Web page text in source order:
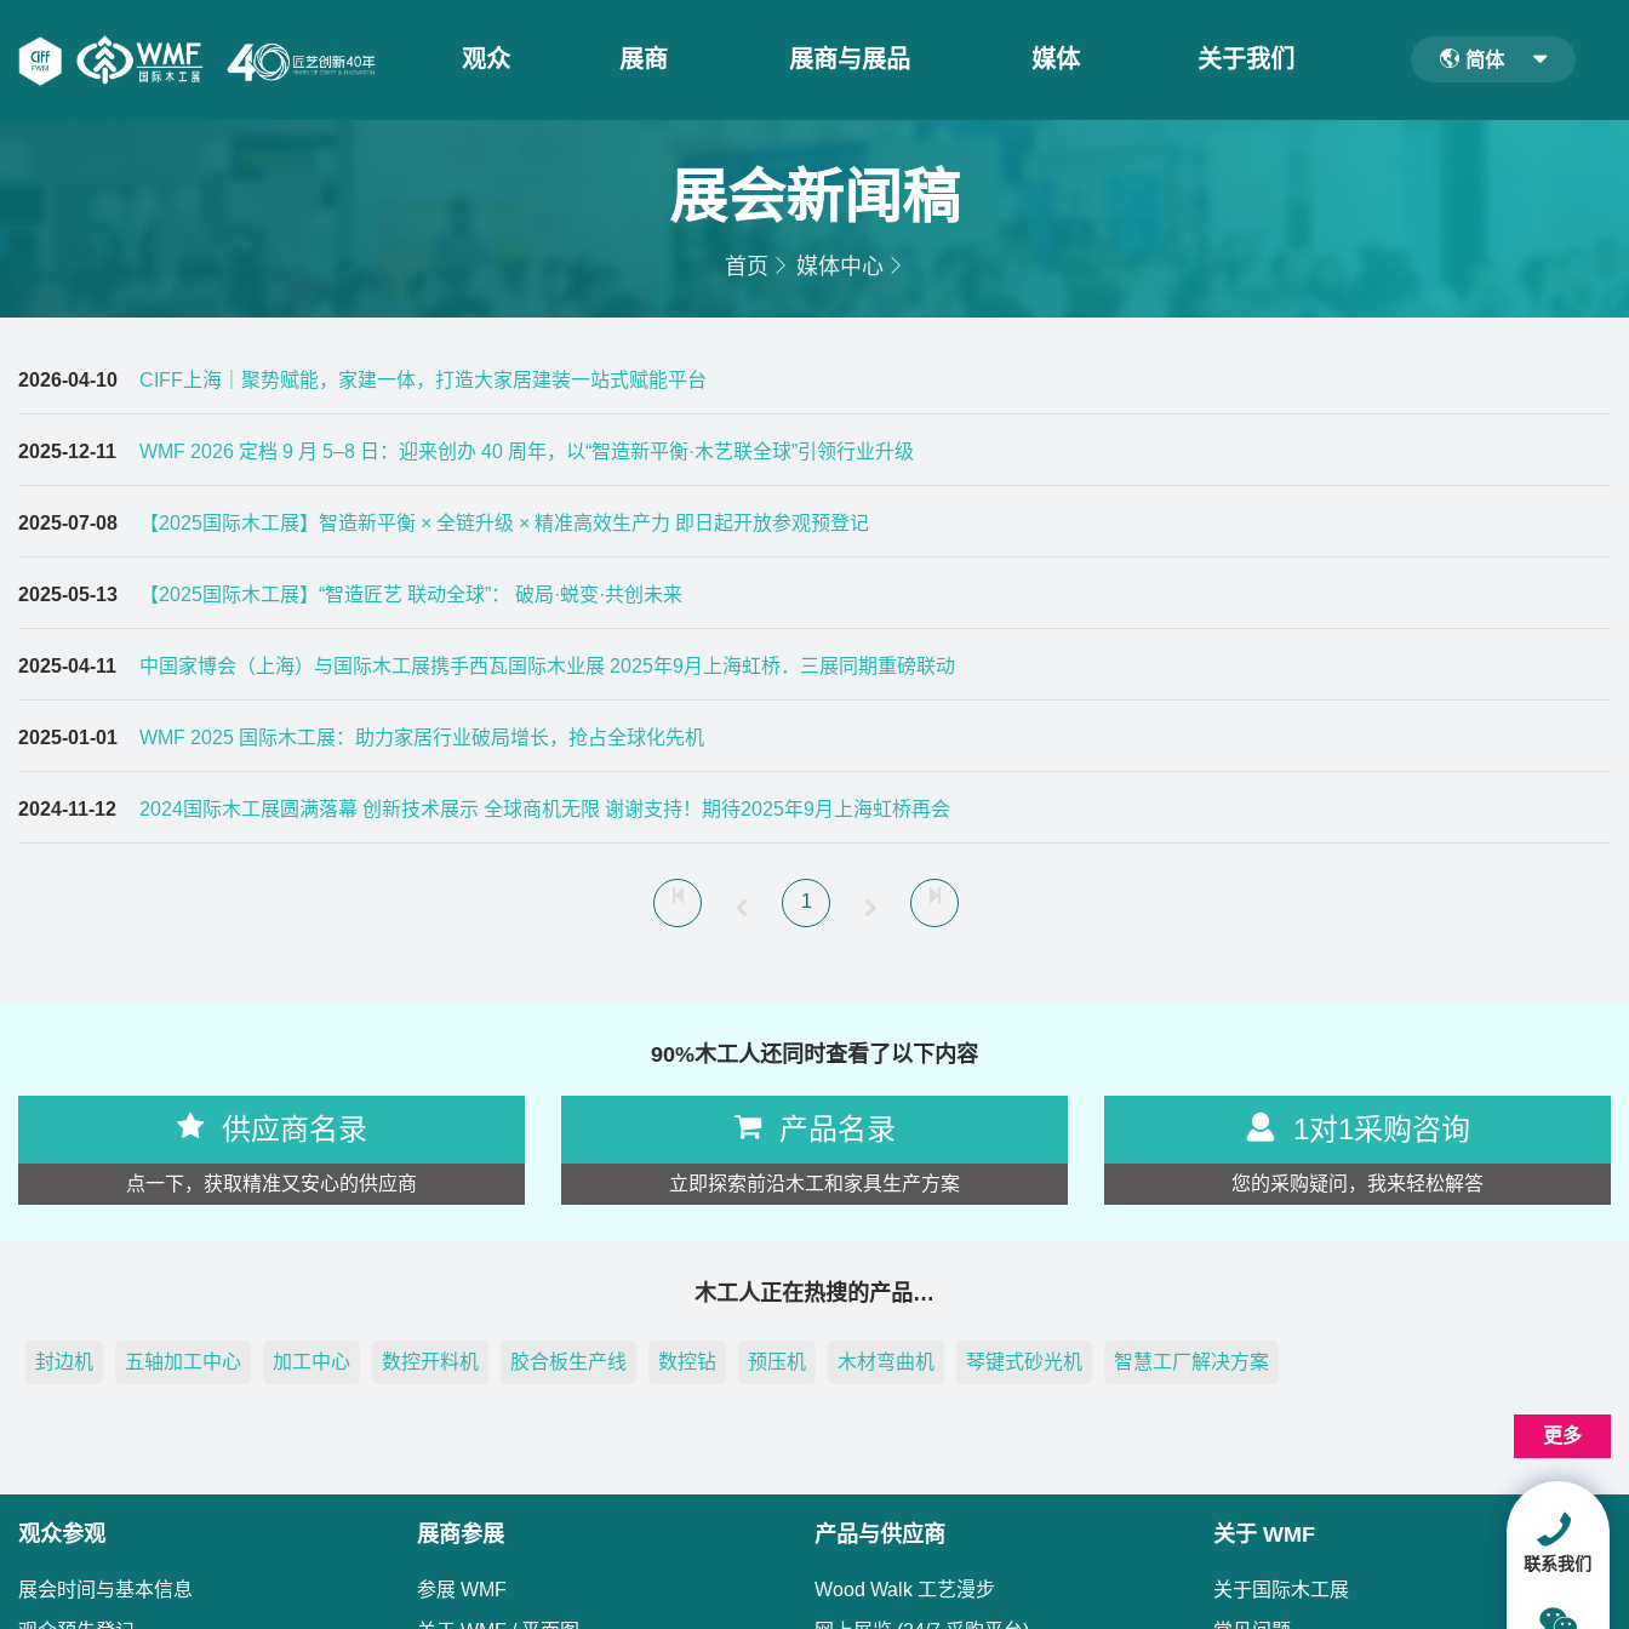
观众 展商 展商与展品 媒体 关于我们 简体
展会新闻稿
首页 媒体中心
2026-04-10 CIFF上海｜聚势赋能，家建一体，打造大家居建装一站式赋能平台
2025-12-11 WMF 2026 定档 9 月 5–8 日：迎来创办 40 周年，以“智造新平衡·木艺联全球”引领行业升级
2025-07-08 【2025国际木工展】智造新平衡 × 全链升级 × 精准高效生产力 即日起开放参观预登记
2025-05-13 【2025国际木工展】“智造匠艺 联动全球”： 破局·蜕变·共创未来
2025-04-11 中国家博会（上海）与国际木工展携手西瓦国际木业展 2025年9月上海虹桥．三展同期重磅联动
2025-01-01 WMF 2025 国际木工展：助力家居行业破局增长，抢占全球化先机
2024-11-12 2024国际木工展圆满落幕 创新技术展示 全球商机无限 谢谢支持！期待2025年9月上海虹桥再会
1
90%木工人还同时查看了以下内容
供应商名录
点一下，获取精准又安心的供应商
产品名录
立即探索前沿木工和家具生产方案
1对1采购咨询
您的采购疑问，我来轻松解答
木工人正在热搜的产品…
封边机 五轴加工中心 加工中心 数控开料机 胶合板生产线 数控钻 预压机 木材弯曲机 琴键式砂光机 智慧工厂解决方案
更多
观众参观
展会时间与基本信息
展商参展
参展 WMF
产品与供应商
Wood Walk 工艺漫步
关于 WMF
关于国际木工展
联系我们